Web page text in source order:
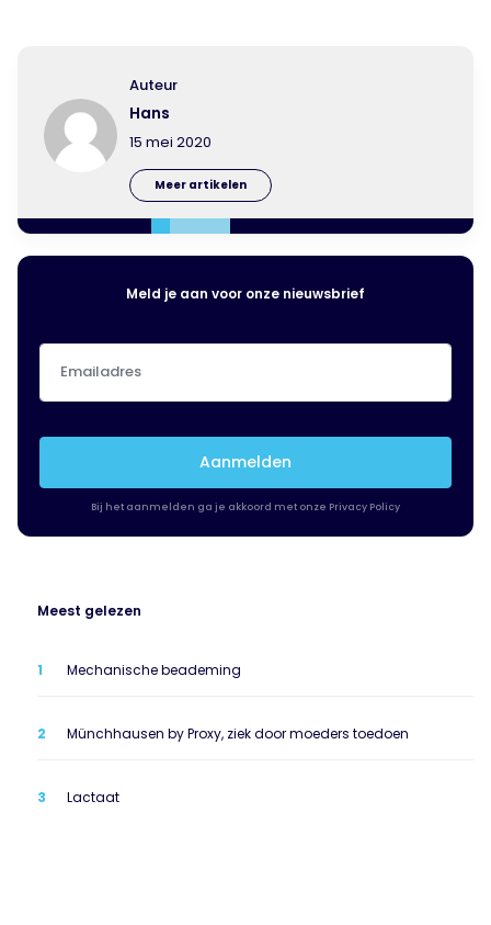
Auteur
Hans
15 mei 2020
Meer artikelen
Meld je aan voor onze nieuwsbrief
Emailadres
Aanmelden
Bij het aanmelden ga je akkoord met onze Privacy Policy
Meest gelezen
Mechanische beademing
Münchhausen by Proxy, ziek door moeders toedoen
Lactaat